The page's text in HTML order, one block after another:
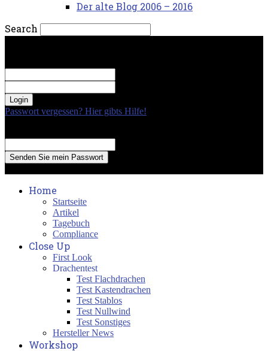
Der alte Blog 2006 – 2016
Search
Passwort vergessen? Hier gibts Hilfe!
Home
Startseite
Artikel
Tagebuch
Compliance
Close Up
First Look
Drachentest
Test Flachdrachen
Test Kastendrachen
Test Stablos
Test Nullwind
Test Sonstiges
Hersteller News
Workshop